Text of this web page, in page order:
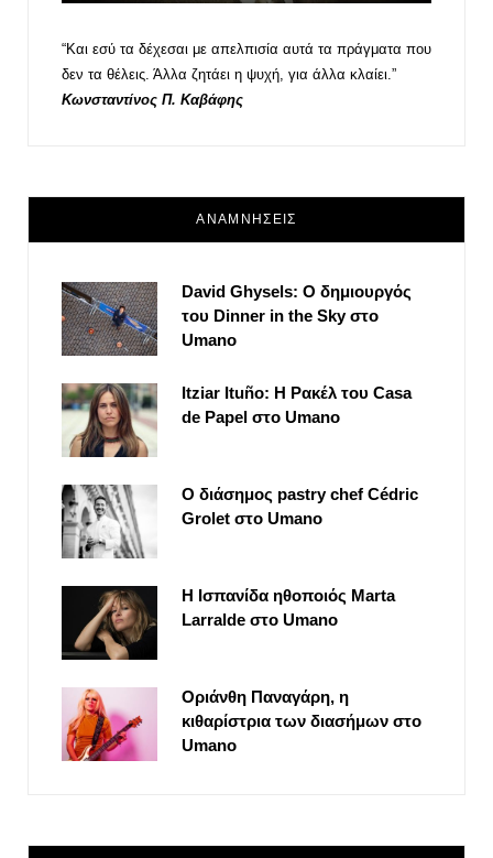
“Και εσύ τα δέχεσαι με απελπισία αυτά τα πράγματα που
δεν τα θέλεις. Άλλα ζητάει η ψυχή, για άλλα κλαίει.”
Κωνσταντίνος Π. Καβάφης
ΑΝΑΜΝΗΣΕΙΣ
David Ghysels: Ο δημιουργός
του Dinner in the Sky στο
Umano
Itziar Ituño: Η Ρακέλ του Casa
de Papel στο Umano
Ο διάσημος pastry chef Cédric
Grolet στο Umano
Η Ισπανίδα ηθοποιός Marta
Larralde στο Umano
Οριάνθη Παναγάρη, η
κιθαρίστρια των διασήμων στο
Umano